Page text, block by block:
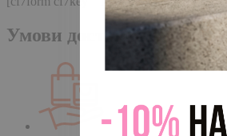
Умови доставки та